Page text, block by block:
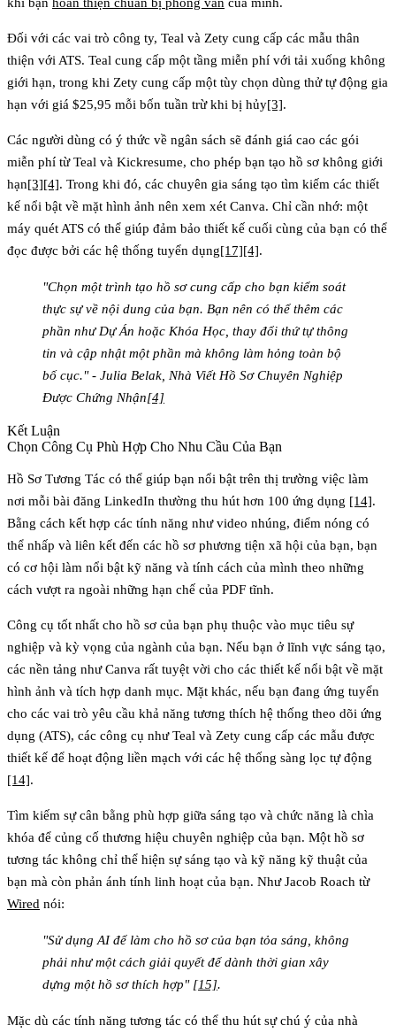
Đối với các vai trò công ty, Teal và Zety cung cấp các mẫu thân
thiện với ATS. Teal cung cấp một tầng miễn phí với tải xuống không
giới hạn, trong khi Zety cung cấp một tùy chọn dùng thử tự động gia
hạn với giá $25,95 mỗi bốn tuần trừ khi bị hủy[3].
Các người dùng có ý thức về ngân sách sẽ đánh giá cao các gói
miễn phí từTeal và Kickresume, cho phép bạn tạo hồ sơ không giới
hạn[3][4]. Trong khi đó, các chuyên gia sáng tạo tìm kiếm các thiết
kế nổi bật về mặt hình ảnh nên xem xét Canva. Chỉ cần nhớ: một
máy quét ATS có thể giúp đảm bảo thiết kế cuối cùng của bạn có thể
đọc được bởi các hệ thống tuyển dụng[17][4].
"Chọn một trình tạo hồ sơ cung cấp cho bạn kiểm soát
thực sự về nội dung của bạn. Bạn nên có thể thêm các
phần như Dự Án hoặc Khóa Học, thay đổi thứ tự thông
tin và cập nhật một phần mà không làm hỏng toàn bộ
bố cục." - Julia Belak, Nhà Viết Hồ Sơ Chuyên Nghiệp
Được Chứng Nhận[4]
Kết Luận
Chọn Công Cụ Phù Hợp Cho Nhu Cầu Của Bạn
Hồ Sơ Tương Tác có thể giúp bạn nổi bật trên thị trường việc làm
nơi mỗi bài đăng LinkedIn thường thu hút hơn 100 ứng dụng [14].
Bằng cách kết hợp các tính năng như video nhúng, điểm nóng có
thể nhấp và liên kết đến các hồ sơ phương tiện xã hội của bạn, bạn
có cơ hội làm nổi bật kỹ năng và tính cách của mình theo những
cách vượt ra ngoài những hạn chế của PDF tĩnh.
Công cụ tốt nhất cho hồ sơ của bạn phụ thuộc vào mục tiêu sự
nghiệp và kỳ vọng của ngành của bạn. Nếu bạn ở lĩnh vực sáng tạo,
các nền tảng như Canva rất tuyệt vời cho các thiết kế nổi bật về mặt
hình ảnh và tích hợp danh mục. Mặt khác, nếu bạn đang ứng tuyển
cho các vai trò yêu cầu khả năng tương thích hệ thống theo dõi ứng
dụng (ATS), các công cụ như Teal và Zety cung cấp các mẫu được
thiết kế để hoạt động liền mạch với các hệ thống sàng lọc tự động
[14].
Tìm kiếm sự cân bằng phù hợp giữa sáng tạo và chức năng là chìa
khóa để củng cố thương hiệu chuyên nghiệp của bạn. Một hồ sơ
tương tác không chỉ thể hiện sự sáng tạo và kỹ năng kỹ thuật của
bạn mà còn phản ánh tính linh hoạt của bạn. Như Jacob Roach từ
Wired nói:
"Sử dụng AI để làm cho hồ sơ của bạn tỏa sáng, không
phải như một cách giải quyết để dành thời gian xây
dựng một hồ sơ thích hợp" [15].
Mặc dù các tính năng tương tác có thể thu hút sự chú ý của nhà